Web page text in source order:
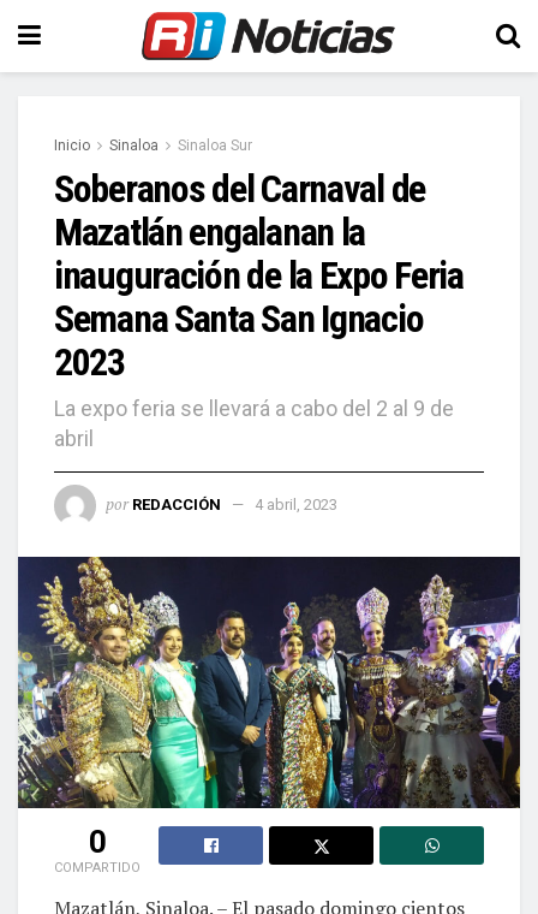
Inicio Sinaloa Sinaloa Sur
Soberanos del Carnaval de
Mazatlán engalanan la
inauguración de la Expo Feria
Semana Santa San Ignacio
2023
La expo feria se llevará a cabo del 2 al 9 de
abril
por REDACCIÓN 4 abril, 2023
0
COMPARTIDO
Mazatlán, Sinaloa. – El pasado domingo cientos